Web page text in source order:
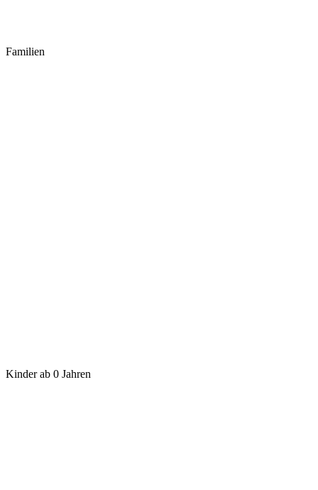
Familien
Kinder ab 0 Jahren